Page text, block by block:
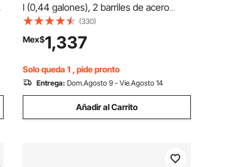
l (0,44 galones), 2 barriles de acero
inoxidable, exprimidor manual, para
sidra, manzana, uva, tintura, miel, aceite
de oliva, con mango en T para cocina al
aire libre y hogar.
(330)
Mex$1,337
Solo queda 1 , pide pronto
Entrega: Dom.Agosto 9 - Vie.Agosto 14
Añadir al Carrito